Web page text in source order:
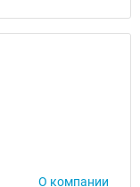
О компании